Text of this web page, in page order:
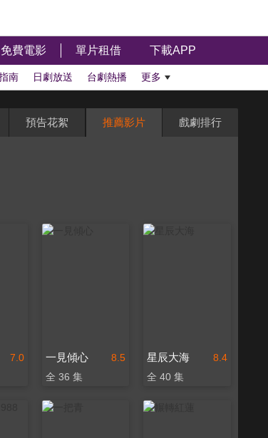
免費電影 單片租借 下載APP
南 日劇放送 台劇熱播 更多
預告花絮 推薦影片 戲劇排行
7.0 8.5
一見傾心
全 36 集
8.4
星辰大海
全 40 集